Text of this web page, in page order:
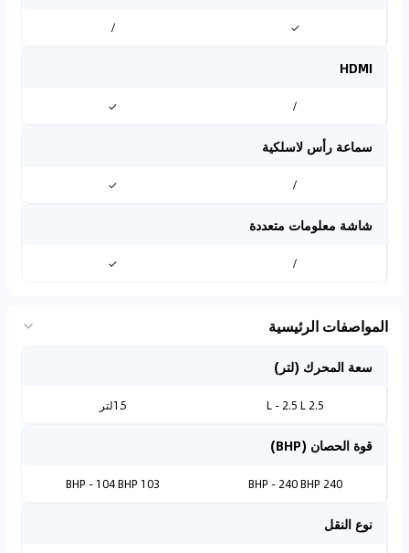
✓
/
HDMI
/
✓
سماعة رأس لاسلكية
/
✓
شاشة معلومات متعددة
/
✓
المواصفات الرئيسية
سعة المحرك (لتر)
2.5 L - 2.5 L 1.5لتر
قوة الحصان (BHP)
240 BHP - 240 BHP
103 BHP - 104 BHP
نوع النقل